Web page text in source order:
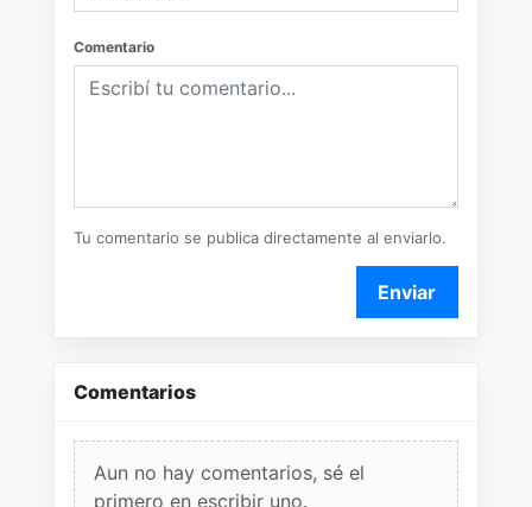
Comentario
Tu comentario se publica directamente al enviarlo.
Enviar
Comentarios
Aun no hay comentarios, sé el
primero en escribir uno.